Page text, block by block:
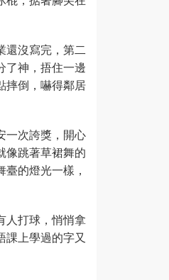
還沒寫完，第二
了神，捂住一邊
摔倒，嚇得鄰居
一次誇獎，開心
像跳著草裙舞的
的燈光一樣，
人打球，悄悄拿
課上學過的字又